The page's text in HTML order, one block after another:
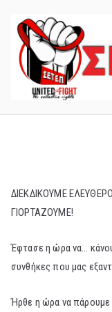
content
ΔΙΕΚΔΙΚΟΥΜΕ
ΓΙΟΡΤΑΖΟΥΜΕ!
Έφτασε η ώρα να…
συνθήκες που μας
Ήρθε η ώρα να πάρουμε